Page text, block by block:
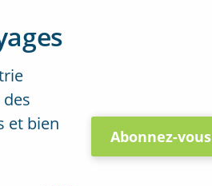
et bien
Abonnez-vous